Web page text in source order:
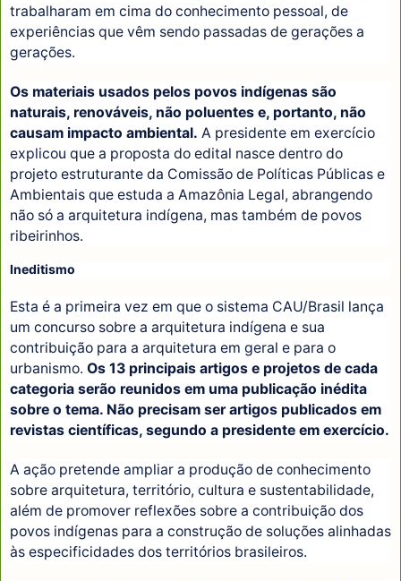
trabalharam em cima do conhecimento pessoal, de
experiências que vêm sendo passadas de gerações a
gerações.
Os materiais usados pelos povos indígenas são
naturais, renováveis, não poluentes e, portanto, não
causam impacto ambiental. A presidente em exercício
explicou que a proposta do edital nasce dentro do
projeto estruturante da Comissão de Políticas Públicas e
Ambientais que estuda a Amazônia Legal, abrangendo
não só a arquitetura indígena, mas também de povos
ribeirinhos.
Ineditismo
Esta é a primeira vez em que o sistema CAU/Brasil lança
um concurso sobre a arquitetura indígena e sua
contribuição para a arquitetura em geral e para o
urbanismo. Os 13 principais artigos e projetos de cada
categoria serão reunidos em uma publicação inédita
sobre o tema. Não precisam ser artigos publicados em
revistas científicas, segundo a presidente em exercício.
A ação pretende ampliar a produção de conhecimento
sobre arquitetura, território, cultura e sustentabilidade,
além de promover reflexões sobre a contribuição dos
povos indígenas para a construção de soluções alinhadas
às especificidades dos territórios brasileiros.